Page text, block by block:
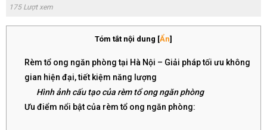
175 Lượt xem
Tóm tắt nội dung [Ẩn]
Rèm tổ ong ngăn phòng tại Hà Nội – Giải pháp tối ưu không
gian hiện đại, tiết kiệm năng lượng
Hình ảnh cấu tạo của rèm tổ ong ngăn phòng
Ưu điểm nổi bật của rèm tổ ong ngăn phòng: